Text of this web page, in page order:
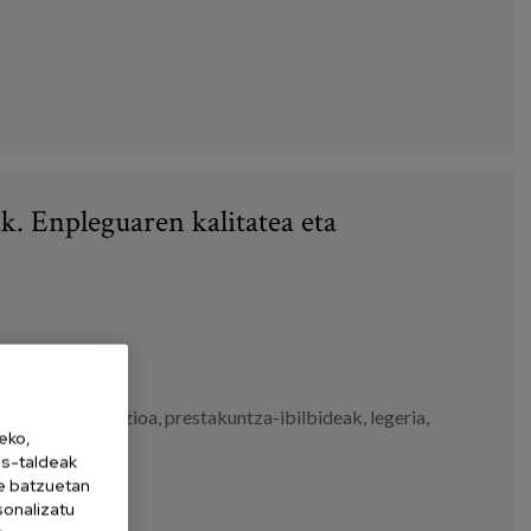
Enpleguaren kalitatea eta
profesionalizazioa prestakuntza-ibilbideak legeria
taldeak
batzuetan